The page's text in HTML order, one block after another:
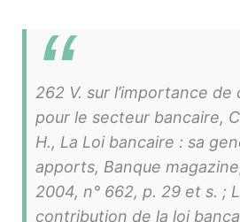
262 V. sur l’importance
pour le secteur bancaire,
H., La Loi bancaire : sa
apports, Banque
2004, n° 662, p. 29 et s. ;
contribution de la loi